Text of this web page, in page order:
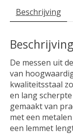
Beschrijving
Beschrijving
De messen uit
van
kwaliteitsstaal
en lang
gemaakt van
met een
een lemmet